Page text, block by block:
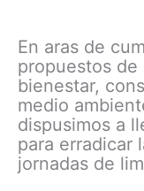
En aras de
propuestos de
bienestar,
medio
dispusimos a
para erradicar
jornadas de